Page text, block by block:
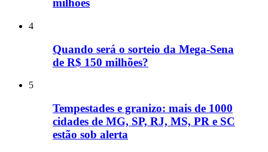
milhões
4
Quando será o sorteio da Mega-Sena
de R$ 150 milhões?
5
Tempestades e granizo: mais de 1000
cidades de MG, SP, RJ, MS, PR e SC
estão sob alerta